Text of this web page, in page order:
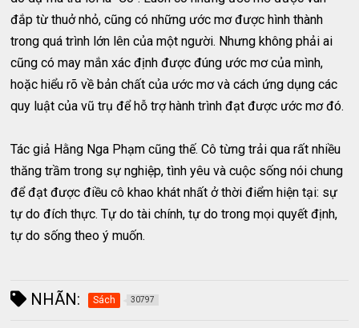
đắp từ thuở nhỏ, cũng có những ước mơ được hình thành
trong quá trình lớn lên của một người. Nhưng không phải ai
cũng có may mắn xác định được đúng ước mơ của mình,
hoặc hiểu rõ về bản chất của ước mơ và cách ứng dụng các
quy luật của vũ trụ để hỗ trợ hành trình đạt được ước mơ đó.
Tác giả Hằng Nga Phạm cũng thế. Cô từng trải qua rất nhiều
thăng trầm trong sự nghiệp, tình yêu và cuộc sống nói chung
để đạt được điều cô khao khát nhất ở thời điểm hiện tại: sự
tự do đích thực. Tự do tài chính, tự do trong mọi quyết định,
tự do sống theo ý muốn.
NHÃN: Sách 30797